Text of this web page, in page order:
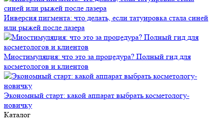
Инверсия пигмента: что делать, если татуировка стала синей
или рыжей после лазера
Миостимуляция: что это за процедура? Полный гид для
косметологов и клиентов
Экономный старт: какой аппарат выбрать косметологу-
новичку
Каталог